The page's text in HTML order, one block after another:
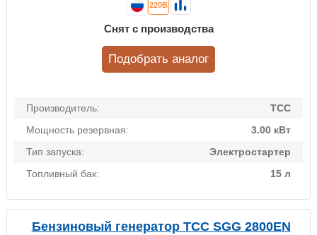
Производитель:
ТСС
Мощность резервная:
3.00 кВт
Тип запуска:
Электростартер
Топливный бак:
15 л
220В
Снят с производства
Подобрать аналог
Бензиновый генератор ТСС SGG 2800EN